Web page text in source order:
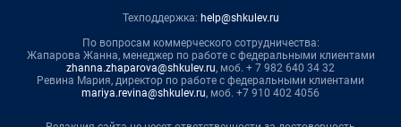
Техподдержка: help@shkulev.ru
По вопросам коммерческого сотрудничества:
Жапарова Жанна, менеджер по работе с федеральными клиентами
zhanna.zhaparova@shkulev.ru, моб. + 7 982 640 34 32
Ревина Мария, директор по работе с федеральными клиентами
mariya.revina@shkulev.ru, моб. +7 910 402 4056